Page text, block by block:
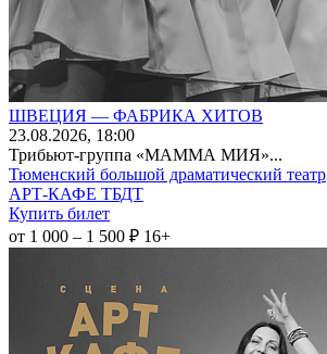
ШВЕЦИЯ — ФАБРИКА ХИТОВ
23.08.2026, 18:00
Трибьют-группа «МАММА МИЯ»...
Тюменский большой драматический театр
АРТ-КАФЕ ТБДТ
Купить билет
от 1 000 – 1 500 ₽ 16+